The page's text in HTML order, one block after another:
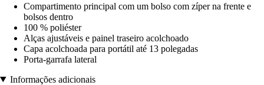
Compartimento principal com um bolso com zíper na frente e
bolsos dentro
100 % poliéster
Alças ajustáveis e painel traseiro acolchoado
Capa acolchoada para portátil até 13 polegadas
Porta-garrafa lateral
Informações adicionais